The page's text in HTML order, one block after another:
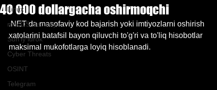
Linux
macOS Security
Sun'iy idrok
Cyber Threats
OSINT
Telegram
40 000 dollargacha oshirmoqchi
.NET da masofaviy kod bajarish yoki imtiyozlarni oshirish
xatolarini batafsil bayon qiluvchi to'g'ri va to'liq hisobotlar
maksimal mukofotlarga loyiq hisoblanadi.